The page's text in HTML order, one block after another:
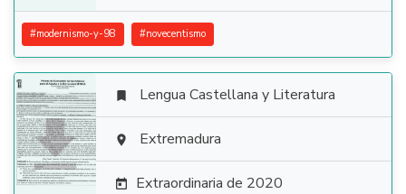
#modernismo-y-98 #novecentismo

 Lengua Castellana y Literatura
 Extremadura
 Extraordinaria de 2020